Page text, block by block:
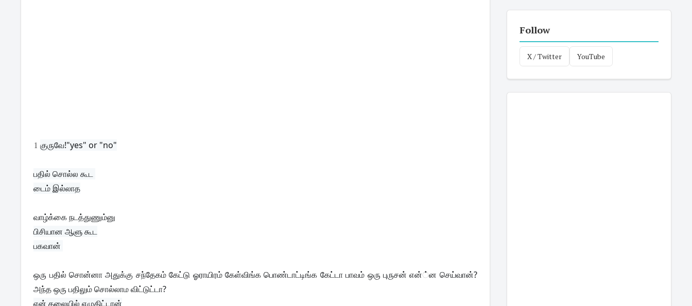
1குருவே!"yes" or "no"
பதில் சொல்ல கூட
வாழ்க்கை நடத்துணும்னு
பிசியான ஆளு கூட
ஒரு பதில் சொன்னா அதுக்கு சந்தேகம் கேட்டு ஓராயிரம் கேள்விங்க பொண்டாட்டிங்க கேட்டா பாவம் ஒரு புருசன் என்்ன செய்வான்?
அந்த ஒரு பதிலும் சொல்லாம விட்டுட்டா?
Follow
X / Twitter YouTube